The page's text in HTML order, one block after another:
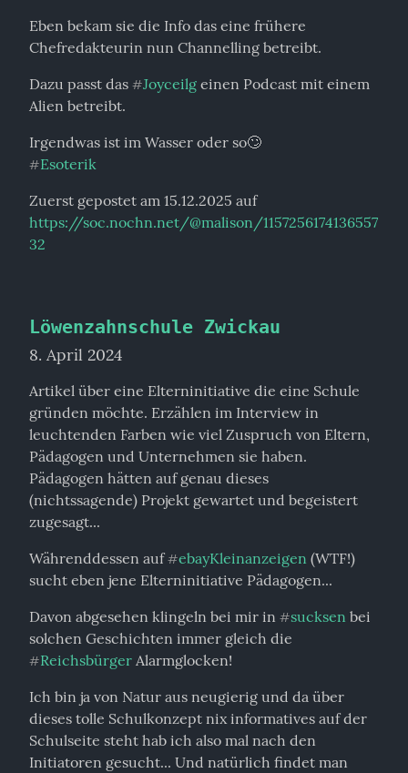
Eben bekam sie die Info das eine frühere
Chefredakteurin nun Channelling betreibt.
Dazu passt das #Joyceilg einen Podcast mit einem
Alien betreibt.
#Esoterik
Zuerst gepostet am 15.12.2025 auf
https://soc.nochn.net/@malison/1157256174136557
32
Löwenzahnschule Zwickau
8. April 2024
Artikel über eine Elterninitiative die eine Schule
gründen möchte. Erzählen im Interview in
leuchtenden Farben wie viel Zuspruch von Eltern,
Pädagogen und Unternehmen sie haben.
Pädagogen hätten auf genau dieses
(nichtssagende) Projekt gewartet und begeistert
zugesagt...
Währenddessen auf #ebayKleinanzeigen (WTF!)
sucht eben jene Elterninitiative Pädagogen...
Davon abgesehen klingeln bei mir in #sucksen bei
#Reichsbürger Alarmglocken!
Ich bin ja von Natur aus neugierig und da über
dieses tolle Schulkonzept nix informatives auf der
Schulseite steht hab ich also mal nach den
Initiatoren gesucht... Und natürlich findet man